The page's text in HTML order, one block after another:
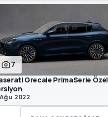
7
Grecale PrimaSerie Özel
2022